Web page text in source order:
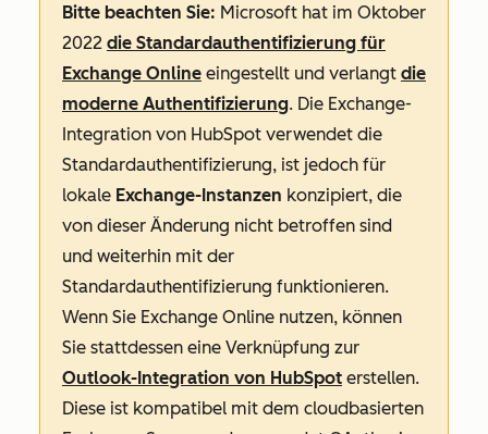
Bitte beachten Sie: Microsoft hat im Oktober
2022 die Standardauthentifizierung für
Exchange Online eingestellt und verlangt die
moderne Authentifizierung. Die Exchange-
Integration von HubSpot verwendet die
Standardauthentifizierung, ist jedoch für
lokale Exchange-Instanzen konzipiert, die
von dieser Änderung nicht betroffen sind
und weiterhin mit der
Standardauthentifizierung funktionieren.
Wenn Sie Exchange Online nutzen, können
Sie stattdessen eine Verknüpfung zur
Outlook-Integration von HubSpot erstellen.
Diese ist kompatibel mit dem cloudbasierten